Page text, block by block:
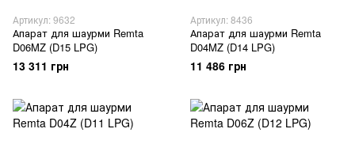
Артикул: 9632
Апарат для шаурми Remta
D06MZ (D15 LPG)
13 311 грн
Артикул: 8436
Апарат для шаурми Remta
D04MZ (D14 LPG)
11 486 грн